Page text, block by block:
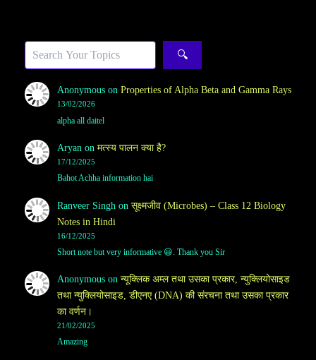
🔍
Anonymouson Properties of Alpha Beta and Gamma Rays
13/02/2026
alpha all daitel
Aryan on मत्स्य पालन क्या है?
17/12/2025
Bahot Achha information hai
Ranveer Singh on सूक्ष्मजीव (Microbes) – Class 12 Biology
Notes in Hindi
16/12/2025
Short note but very informative 😃. Thank you Sir
Anonymouson न्यूक्लिक अम्ल तथा उसका प्रकार, न्युक्लियोसाइड
तथा न्युक्लियोसाइड, डीएनए (DNA) की संरचना तथा उसका प्रकार
का वर्णन।
21/02/2025
Amazing